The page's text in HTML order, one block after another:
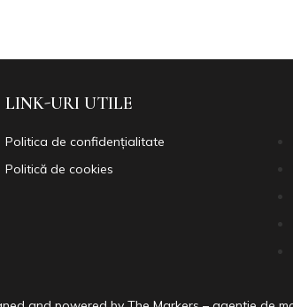
LINK-URI UTILE
Politica de confidențialitate
Politică de cookies